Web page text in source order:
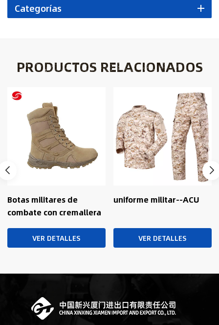
Categorías
PRODUCTOS RELACIONADOS
uniforme militar--ACU
VER DETALLES
Conjunto de uniforme
de bosqueVER DETALLES